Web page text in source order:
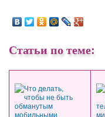
Статьи по теме: